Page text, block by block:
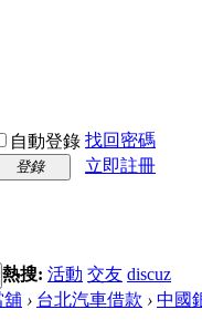
自動登錄 找回密碼
登錄
立即註冊
熱搜: 活動 交友 discuz
舖 › 台北汽車借款 › 中國